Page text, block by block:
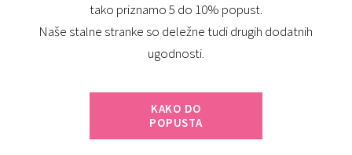
tako priznamo 5 do 10% popust.
Naše stalne stranke so deležne tudi drugih dodatnih
ugodnosti.
KAKO DO
POPUSTA